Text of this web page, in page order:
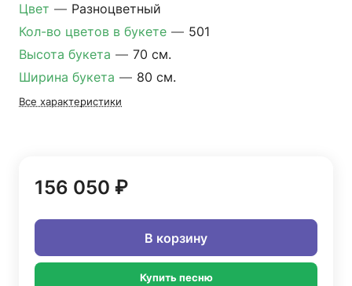
Цвет — Разноцветный
Кол-во цветов в букете — 501
Высота букета — 70 см.
Ширина букета — 80 см.
Все характеристики
156 050 ₽
В корзину
Купить песню